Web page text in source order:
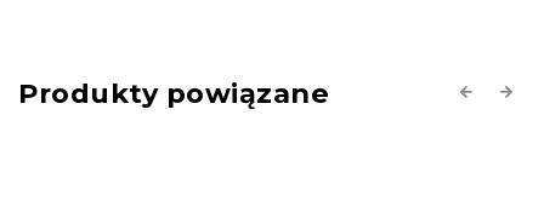
Produkty powiązane Previous
Next